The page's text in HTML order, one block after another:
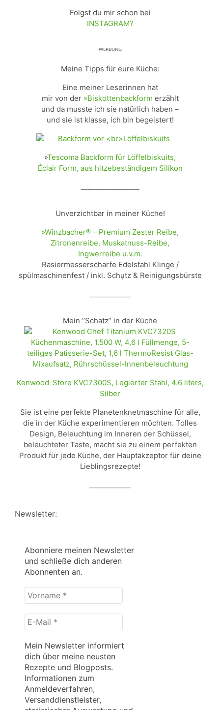
Folgst du mir schon bei
INSTAGRAM?
ᵂᴱᴿᴮᵁᴺᴳ
Meine Tipps für eure Küche:
Eine meiner Leserinnen hat
mir von der »Biskottenbackform erzählt
und da musste ich sie natürlich haben –
und sie ist klasse, ich bin begeistert!
»Tescoma Backform für Löffelbiskuits,
Éclair Form, aus hitzebeständigem Silikon
Unverzichtbar in meiner Küche!
»Winzbacher® – Premium Zester Reibe,
Zitronenreibe, Muskatnuss-Reibe,
Ingwerreibe u.v.m.
Rasiermesserscharfe Edelstahl Klinge /
spülmaschinenfest / inkl. Schụtz & Reinigungsbürste
Mein “Schatz” in der Küche
Kenwood-Store KVC7300S, Legierter Stahl, 4.6 liters,
Silber
Sie ist eine perfekte Planetenknetmaschine für alle,
die in der Küche experimentieren möchten. Tolles
Design, Beleuchtung im Inneren der Schüssel,
beleuchteter Taste, macht sie zu einem perfekten
Produkt für jede Küche, der Hauptakzeptor für deine
Lieblingsrezepte!
Newsletter:
Abonniere meinen Newsletter
und schließe dich anderen
Abonnenten an.
Vorname
*
E-
Mail
Mein Newsletter informiert
dich über meine neusten
Rezepte und Blogposts.
Informationen zum
Anmeldeverfahren,
Versanddienstleister,